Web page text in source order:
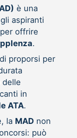
è una
aspiranti
offrire
.
proporsi per
delle
in
ATA.
la MADnon
può